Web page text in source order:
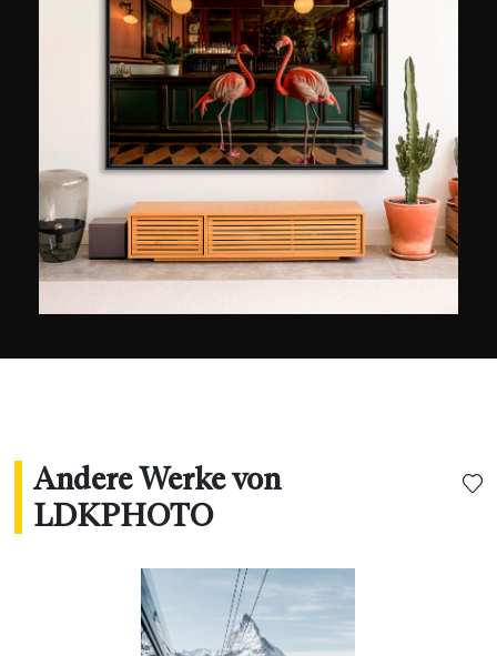
Wahl treffen? Ich glaube nicht, ich will es nicht.“
Um auf einem Bild diese Dichte von städtischem
Leben festzuhalten, zögert Laurent Dequick
nicht Aufnahmen zu überlagern, einander
gegenüber zu stellen oder auch ineinander
einzufügen. Er nutzt dazu mit derselben
Intensität Fotografien von Gebäudekomplexen,
Verkehrsachsen und Menschen, dabei
kondensiert er Bilder, wie die Stadt die Summe
aller in ihr lebenden Personen kondensiert. Sein
Stil erinnert oft an den Kubismus durch seine
Nähe zur Abstraktion und in seiner Art konstante
Andere Werke von
LDKPHOTO